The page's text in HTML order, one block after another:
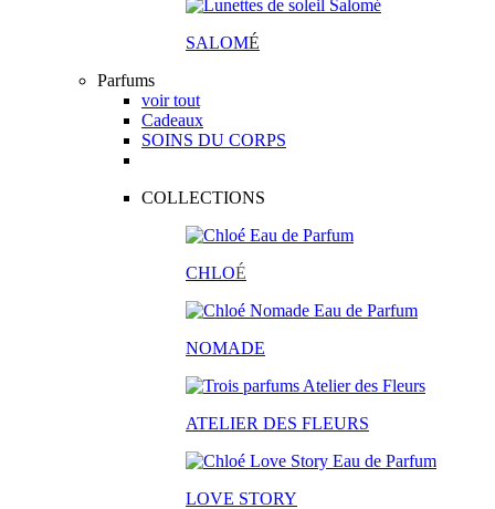
SALOMÉ
Parfums
voir tout
Cadeaux
SOINS DU CORPS
COLLECTIONS
CHLOÉ
NOMADE
ATELIER DES FLEURS
LOVE STORY